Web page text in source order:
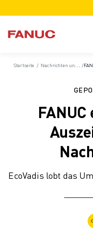
PRODUKTÜBERSICHT
CNC-FUNKTIONEN/
SIMULATION - DIGITALER
CNC-NACHHALTIGKEIT
CNC-PRODUKTE FÜR DEN
RETROFIT LÖSUNGEN
Startseite / Nachrichten und Medien /
EcoVadis lobt das